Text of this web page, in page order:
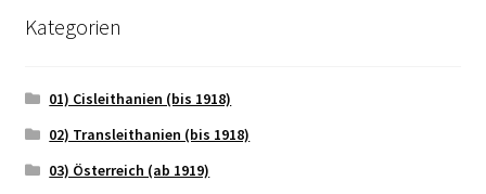
Kategorien
01) Cisleithanien (bis 1918)
02) Transleithanien (bis 1918)
03) Österreich (ab 1919)